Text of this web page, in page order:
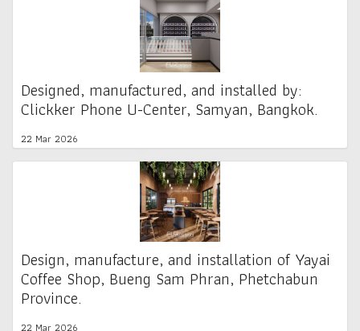
Designed, manufactured, and installed by:
Clickker Phone U-Center, Samyan, Bangkok.
22 Mar 2026
Design, manufacture, and installation of Yayai
Coffee Shop, Bueng Sam Phran, Phetchabun
Province.
22 Mar 2026